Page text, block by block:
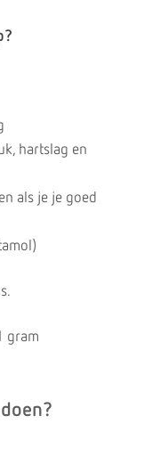
hartslag en
als je je goed
gram